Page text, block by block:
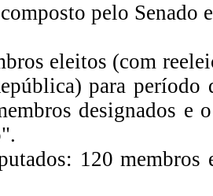
pelo Senado
eleitos (com
para
designados e
120